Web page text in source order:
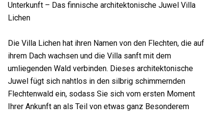
Unterkunft – Das finnische architektonische Juwel Villa
Lichen
Die Villa Lichen hat ihren Namen von den Flechten, die auf
ihrem Dach wachsen und die Villa sanft mit dem
umliegenden Wald verbinden. Dieses architektonische
Juwel fügt sich nahtlos in den silbrig schimmernden
Flechtenwald ein, sodass Sie sich vom ersten Moment
Ihrer Ankunft an als Teil von etwas ganz Besonderem